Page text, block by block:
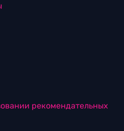
рекомендательных